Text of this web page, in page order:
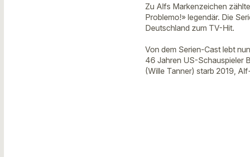
Zu Alfs Markenzeichen
Problemo!» legendär. Die
Deutschland zum TV-Hit.
Von dem Serien-Cast lebt
46 Jahren US-Schauspieler
(Wille Tanner) starb 2019,